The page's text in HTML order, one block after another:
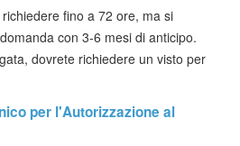
fino a 72 ore, ma si
con 3-6 mesi di anticipo.
dovrete richiedere un visto per
per l'Autorizzazione al